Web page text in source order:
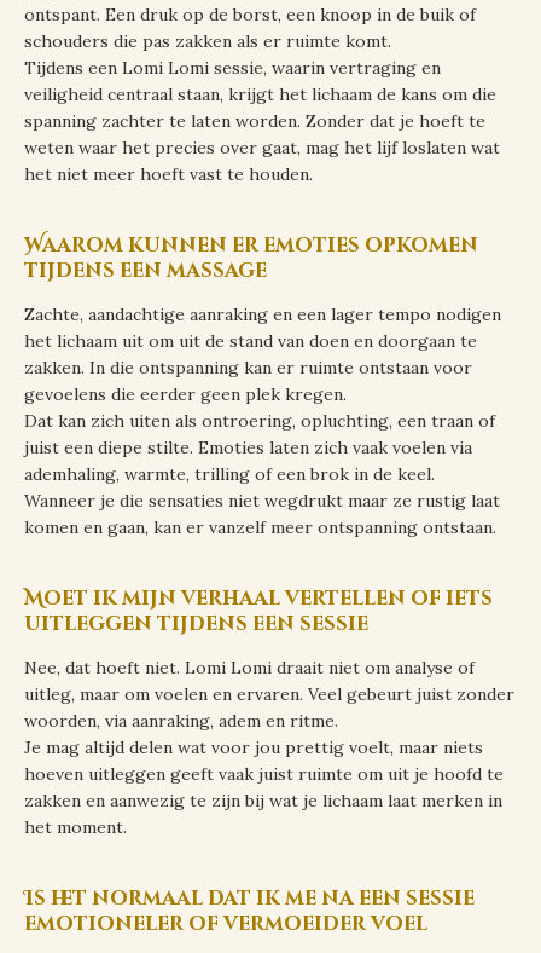
ontspant. Een druk op de borst, een knoop in de buik of
schouders die pas zakken als er ruimte komt.
Tijdens een Lomi Lomi sessie, waarin vertraging en
veiligheid centraal staan, krijgt het lichaam de kans om die
spanning zachter te laten worden. Zonder dat je hoeft te
weten waar het precies over gaat, mag het lijf loslaten wat
het niet meer hoeft vast te houden.
Waarom kunnen er emoties opkomen
tijdens een massage
Zachte, aandachtige aanraking en een lager tempo nodigen
het lichaam uit om uit de stand van doen en doorgaan te
zakken. In die ontspanning kan er ruimte ontstaan voor
gevoelens die eerder geen plek kregen.
Dat kan zich uiten als ontroering, opluchting, een traan of
juist een diepe stilte. Emoties laten zich vaak voelen via
ademhaling, warmte, trilling of een brok in de keel.
Wanneer je die sensaties niet wegdrukt maar ze rustig laat
komen en gaan, kan er vanzelf meer ontspanning ontstaan.
Moet ik mijn verhaal vertellen of iets
uitleggen tijdens een sessie
Nee, dat hoeft niet. Lomi Lomi draait niet om analyse of
uitleg, maar om voelen en ervaren. Veel gebeurt juist zonder
woorden, via aanraking, adem en ritme.
Je mag altijd delen wat voor jou prettig voelt, maar niets
hoeven uitleggen geeft vaak juist ruimte om uit je hoofd te
zakken en aanwezig te zijn bij wat je lichaam laat merken in
het moment.
Is het normaal dat ik me na een sessie
emotioneler of vermoeider voel